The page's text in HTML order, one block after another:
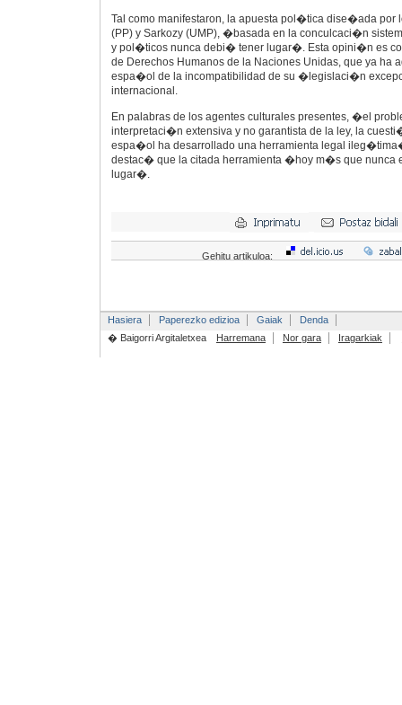
Tal como manifestaron, la apuesta pol�tica dise�ada por
(PP) y Sarkozy (UMP), �basada en la conculcaci�n
y pol�ticos nunca debi� tener lugar�. Esta opini�n es
de Derechos Humanos de la Naciones Unidas, que ya ha
espa�ol de la incompatibilidad de su �legislaci�n
internacional.
En palabras de los agentes culturales presentes, �el
interpretaci�n extensiva y no garantista de la ley, la
espa�ol ha desarrollado una herramienta legal
destac� que la citada herramienta �hoy m�s que nunca
lugar�.
Gehitu artikuloa:
Hasiera Paperezko edizioa Gaiak
Denda
� Baigorri Argitaletxea
Harremana Nor gara Iragarkiak